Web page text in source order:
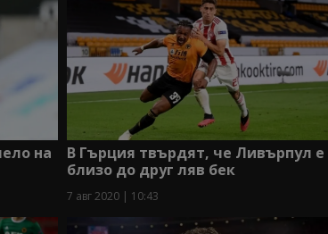
на
В Гърция твърдят, че Ливърпул е
близо до друг ляв бек
7 авг 2020 | 10:43